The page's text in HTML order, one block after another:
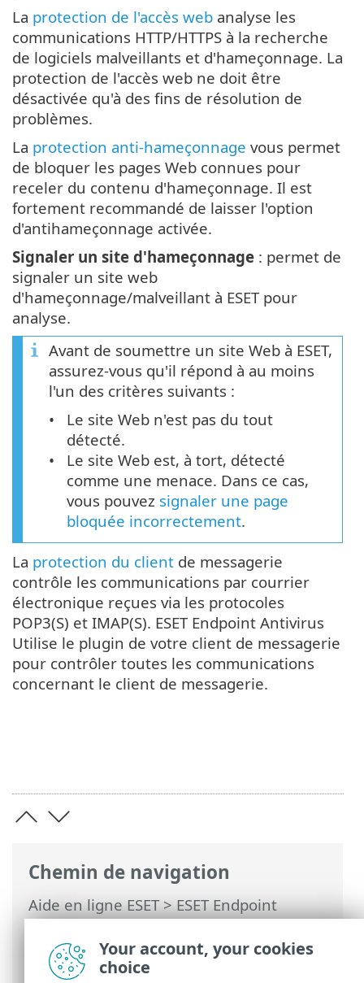
Chemin de navigation
Aide en ligne ESET>ESET Endpoint
Antivirus>Utilisation d'ESET Endpoint
Antivirus
>Param> Web et courier
électronique
La protection de l'accès web analyse les
communications HTTP/HTTPS à la recherche
de logiciels malveillants et d'hameçonnage. La
protection de l'accès web ne doit être
désactivée qu'à des fins de résolution de
problèmes.
La protection anti-hameçonnage vous permet
de bloquer les pages Web connues pour
receler du contenu d'hameçonnage. Il est
fortement recommandé de laisser l'option
d'antihameçonnage activée.
Signaler un site d'hameçonnage : permet de
signaler un site web
d'hameçonnage/malveillant à ESET pour
analyse.
Avant de soumettre un site Web à ESET,
assurez-vous qu'il répond à au moins
l'un des critères suivants :
Le site Web n'est pas du tout
détecté.
Le site Web est, à tort, détecté
comme une menace. Dans ce cas,
vous pouvez signaler une page
bloquée incorrectement.
La protection du client de messagerie
contrôle les communications par courrier
électronique reçues via les protocoles
POP3(S) et IMAP(S). ESET Endpoint Antivirus
Utilise le plugin de votre client de messagerie
pour contrôler toutes les communications
concernant le client de messagerie.
Your account, your cookies
choice